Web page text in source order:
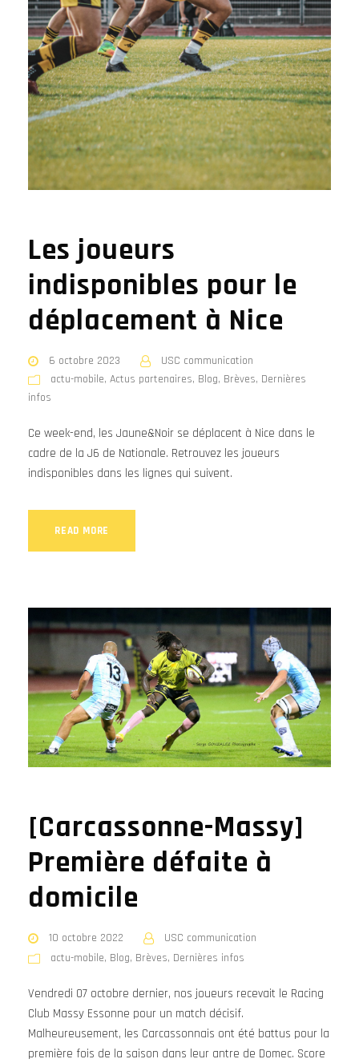
Les joueurs
indisponibles pour le
déplacement à Nice
6 octobre 2023
USC communication
actu-mobile, Actus partenaires, Blog, Brèves, Dernières
infos
Ce week-end, les Jaune&Noir se déplacent à Nice dans le
cadre de la J6 de Nationale. Retrouvez les joueurs
indisponibles dans les lignes qui suivent.
READ MORE
[Carcassonne-Massy]
Première défaite à
domicile
10 octobre 2022
USC communication
actu-mobile, Blog, Brèves, Dernières infos
Vendredi 07 octobre dernier, nos joueurs recevait le Racing
Club Massy Essonne pour un match décisif.
Malheureusement, les Carcassonnais ont été battus pour la
première fois de la saison dans leur antre de Domec. Score